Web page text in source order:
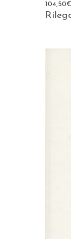
104,50€